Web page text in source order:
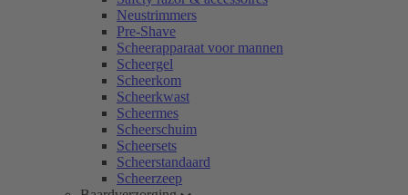
Neustrimmers
Pre-Shave
Scheerapparaat voor mannen
Scheergel
Scheerkom
Scheerkwast
Scheermes
Scheerschuim
Scheersets
Scheerstandaard
Scheerzeep